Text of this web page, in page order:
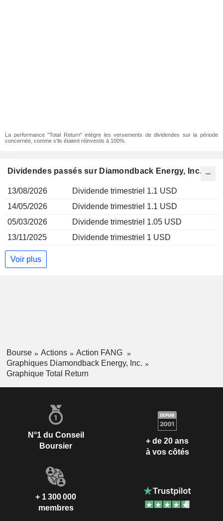
La performance "Total Return" intègre les versements de dividendes sur la période
concernée, comme s'ils étaient réinvestis à 100%.
Dividendes passés sur Diamondback Energy, Inc.
13/08/2026
Dividende trimestriel 1.1 USD
14/05/2026
Dividende trimestriel 1.1 USD
05/03/2026
Dividende trimestriel 1.05 USD
13/11/2025
Dividende trimestriel 1 USD
Voir plus
Bourse Actions
Action FANG
Graphiques Diamondback Energy, Inc.
Graphique Total Return
N°1 du Conseil
Boursier
+ de 20 ans
à vos côtés
+ 1 300 000
membres